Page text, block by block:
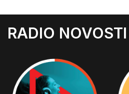
RADIO NOVOSTI